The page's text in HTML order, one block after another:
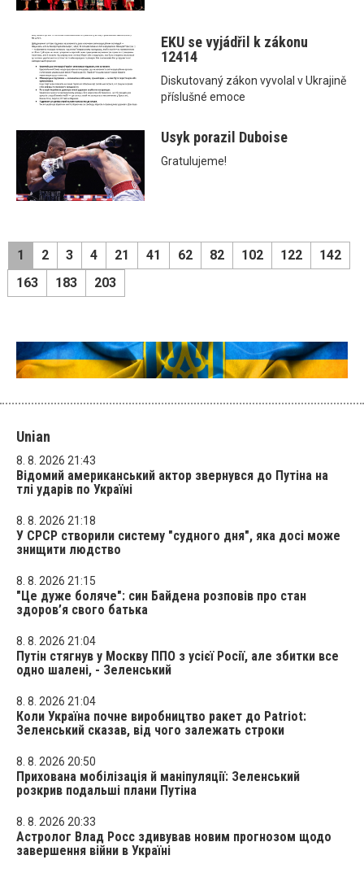
EKU se vyjádřil k zákonu
12414
Diskutovaný zákon vyvolal v Ukrajině
příslušné emoce
Usyk porazil Duboise
Gratulujeme!
1 2 3 4 21 41 62 82 102 122
142
163
183 203
Unian
8. 8. 2026 21:43
Відомий американський актор звернувся до Путіна на
тлі ударів по Україні
8. 8. 2026 21:18
У СРСР створили систему "судного дня", яка досі може
знищити людство
8. 8. 2026 21:15
"Це дуже боляче": син Байдена розповів про стан
здоров’я свого батька
8. 8. 2026 21:04
Путін стягнув у Москву ППО з усієї Росії, але збитки все
одно шалені, - Зеленський
8. 8. 2026 21:04
Коли Україна почне виробництво ракет до Patriot:
Зеленський сказав, від чого залежать строки
8. 8. 2026 20:50
Прихована мобілізація й маніпуляції: Зеленський
розкрив подальші плани Путіна
8. 8. 2026 20:33
Астролог Влад Росс здивував новим прогнозом щодо
завершення війни в Україні